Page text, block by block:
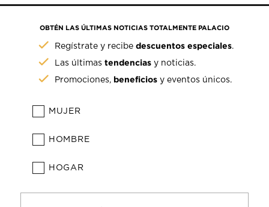
OBTÉN LAS ÚLTIMAS NOTICIAS TOTALMENTE PALACIO
Regístrate y recibedescuentos especiales.
Las últimastendencias y noticias.
Promociones, beneficios y eventos únicos.
MUJER
HOMBRE
HOGAR